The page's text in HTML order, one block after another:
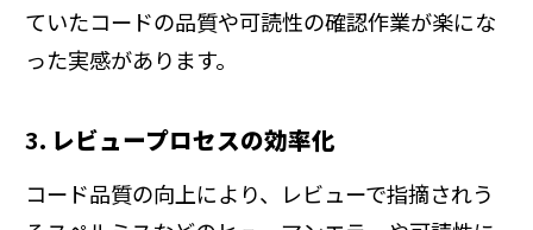
ていたコードの品質や可読性の確認作業が楽にな
った実感があります。
3. レビュープロセスの効率化
コード品質の向上により、レビューで指摘されう